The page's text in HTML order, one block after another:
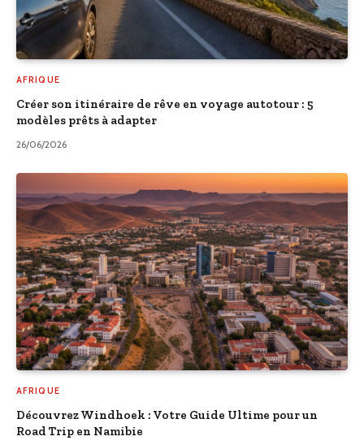
AFRIQUE
Créer son itinéraire de rêve en voyage autotour : 5
modèles prêts à adapter
26/06/2026
AFRIQUE
Découvrez Windhoek : Votre Guide Ultime pour un
Road Trip en Namibie